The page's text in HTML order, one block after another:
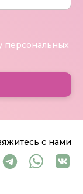
с нами
персональных